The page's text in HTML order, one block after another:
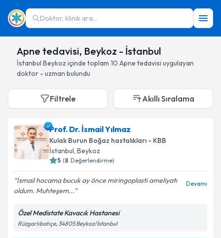
Doktor, klinik ara...
Apne tedavisi, Beykoz - İstanbul
İstanbul Beykoz içinde toplam 10 Apne tedavisi uygulayan
doktor - uzman bulundu
Filtrele Akıllı Sıralama
Prof. Dr. İsmail Yılmaz
Kulak Burun Boğaz hastalıkları - KBB
İstanbul, Beykoz
5 (8 Değerlendirme)
İsmail hocama bucuk ay önce miringoplasti ameliyatı
oldum. Muhteşem...
Devamı
Özel Medistate Kavacık Hastanesi
Rüzgarlıbahçe, 34805 Beykoz/İstanbul